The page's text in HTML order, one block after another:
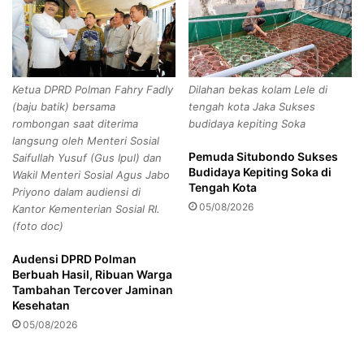
D
t
a
p
i
J
a
d
i
I
n
s
t
u
m
e
n
Ketua DPRD Polman Fahry Fadly
(baju batik) bersama
rombongan saat diterima
langsung oleh Menteri Sosial
Saifullah Yusuf (Gus Ipul) dan
Wakil Menteri Sosial Agus Jabo
Priyono dalam audiensi di
Kantor Kementerian Sosial RI.
(foto doc)
Audensi DPRD Polman
Berbuah Hasil, Ribuan Warga
Tambahan Tercover Jaminan
Kesehatan
05/08/2026
Dilahan bekas kolam Lele di
tengah kota Jaka Sukses
budidaya kepiting Soka
Pemuda Situbondo Sukses
Budidaya Kepiting Soka di
Tengah Kota
05/08/2026